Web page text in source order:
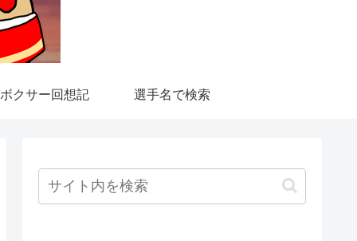
クサー回想記 選手名で検索